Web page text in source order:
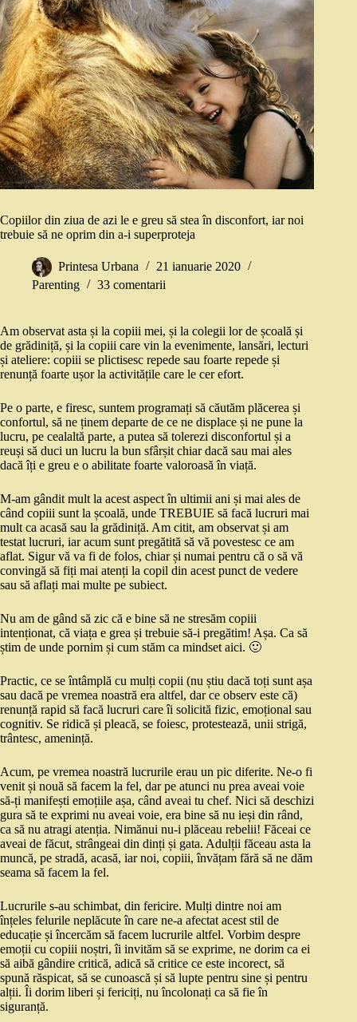
Copiilor din ziua de azi le e greu să stea în disconfort, iar noi
trebuie să ne oprim din a-i superproteja
Printesa Urbana
21 ianuarie 2020
Parenting
33 comentarii
Am observat asta și la copiii mei, și la colegii lor de școală și
de grădiniță, și la copiii care vin la evenimente, lansări, lecturi
și ateliere: copiii se plictisesc repede sau foarte repede și
renunță foarte ușor la activitățile care le cer efort.
Pe o parte, e firesc, suntem programați să căutăm plăcerea și
confortul, să ne ținem departe de ce ne displace și ne pune la
lucru, pe cealaltă parte, a putea să tolerezi disconfortul și a
reuși să duci un lucru la bun sfârșit chiar dacă sau mai ales
dacă îți e greu e o abilitate foarte valoroasă în viață.
M-am gândit mult la acest aspect în ultimii ani și mai ales de
când copiii sunt la școală, unde TREBUIE să facă lucruri mai
mult ca acasă sau la grădiniță. Am citit, am observat și am
testat lucruri, iar acum sunt pregătită să vă povestesc ce am
aflat. Sigur vă va fi de folos, chiar și numai pentru că o să vă
convingă să fiți mai atenți la copil din acest punct de vedere
sau să aflați mai multe pe subiect.
Nu am de gând să zic că e bine să ne stresăm copiii
intenționat, că viața e grea și trebuie să-i pregătim! Așa. Ca să
știm de unde pornim și cum stăm ca mindset aici. 🙂
Practic, ce se întâmplă cu mulți copii (nu știu dacă toți sunt așa
sau dacă pe vremea noastră era altfel, dar ce observ este că)
renunță rapid să facă lucruri care îi solicită fizic, emoțional sau
cognitiv. Se ridică și pleacă, se foiesc, protestează, unii strigă,
trântesc, amenință.
Acum, pe vremea noastră lucrurile erau un pic diferite. Ne-o fi
venit și nouă să facem la fel, dar pe atunci nu prea aveai voie
să-ți manifești emoțiile așa, când aveai tu chef. Nici să deschizi
gura să te exprimi nu aveai voie, era bine să nu ieși din rând,
ca să nu atragi atenția. Nimănui nu-i plăceau rebelii! Făceai ce
aveai de făcut, strângeai din dinți și gata. Adulții făceau asta la
muncă, pe stradă, acasă, iar noi, copiii, învățam fără să ne dăm
seama să facem la fel.
Lucrurile s-au schimbat, din fericire. Mulți dintre noi am
înțeles felurile neplăcute în care ne-a afectat acest stil de
educație și încercăm să facem lucrurile altfel. Vorbim despre
emoții cu copiii noștri, îi invităm să se exprime, ne dorim ca ei
să aibă gândire critică, adică să critice ce este incorect, să
spună răspicat, să se cunoască și să lupte pentru sine și pentru
alții. Îi dorim liberi și fericiți, nu încolonați ca să fie în
siguranță.